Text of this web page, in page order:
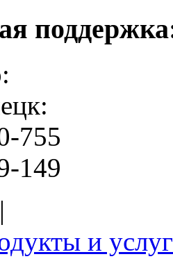
755
149
|
и